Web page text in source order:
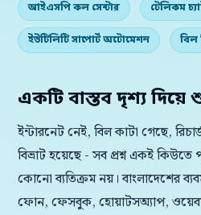
আইএসপি কল সেন্টার টেলিকম
ইউটিলিটি সাপোর্ট অটোমেশন বিল
একটি বাস্তব দৃশ্য
ইন্টারনেট নেই, বিল কাটা গেছে,
বিভ্রাট হয়েছে - সব প্রশ্ন একই
কোনো ব্যতিক্রম নয়। বাংলাদেশের
ফোন, ফেসবুক, হোয়াটসঅ্যাপ,